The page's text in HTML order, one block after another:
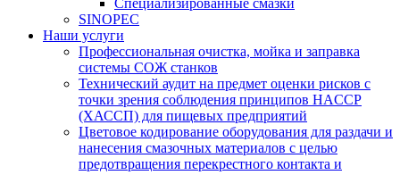
Специализированные смазки
SINOPEC
Наши услуги
Профессиональная очистка, мойка и заправка
системы СОЖ станков
Технический аудит на предмет оценки рисков с
точки зрения соблюдения принципов HACCP
(ХАССП) для пищевых предприятий
Цветовое кодирование оборудования для раздачи и
нанесения смазочных материалов с целью
предотвращения перекрестного контакта и